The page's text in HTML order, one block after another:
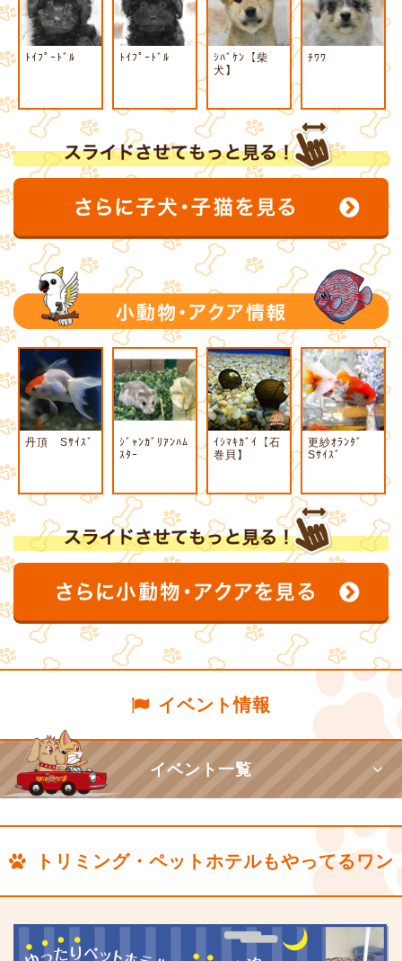
ﾄｲﾌﾟｰﾄﾞﾙ ﾄｲﾌﾟｰﾄﾞﾙ
ｼﾊﾞｹﾝ【柴
犬】
ﾁﾜﾜ
丹頂 Sｻｲｽﾞ
ｼﾞｬﾝｶﾞﾘｱﾝﾊﾑ
ｽﾀｰ
ｲｼﾏｷｶﾞｲ【石
巻貝】
更紗ｵﾗﾝﾀﾞ
Sｻｲｽﾞ
イベント情報
イベント一覧
トリミング・ペットホテルもやってるワン